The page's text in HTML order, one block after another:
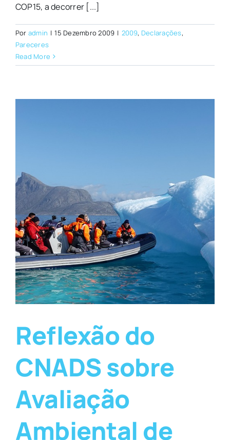
COP15, a decorrer [...]
Por admin | 15 Dezembro 2009 | 2009, Declarações,
Pareceres
Read More
Reflexão do
CNADS sobre
Avaliação
Ambiental de